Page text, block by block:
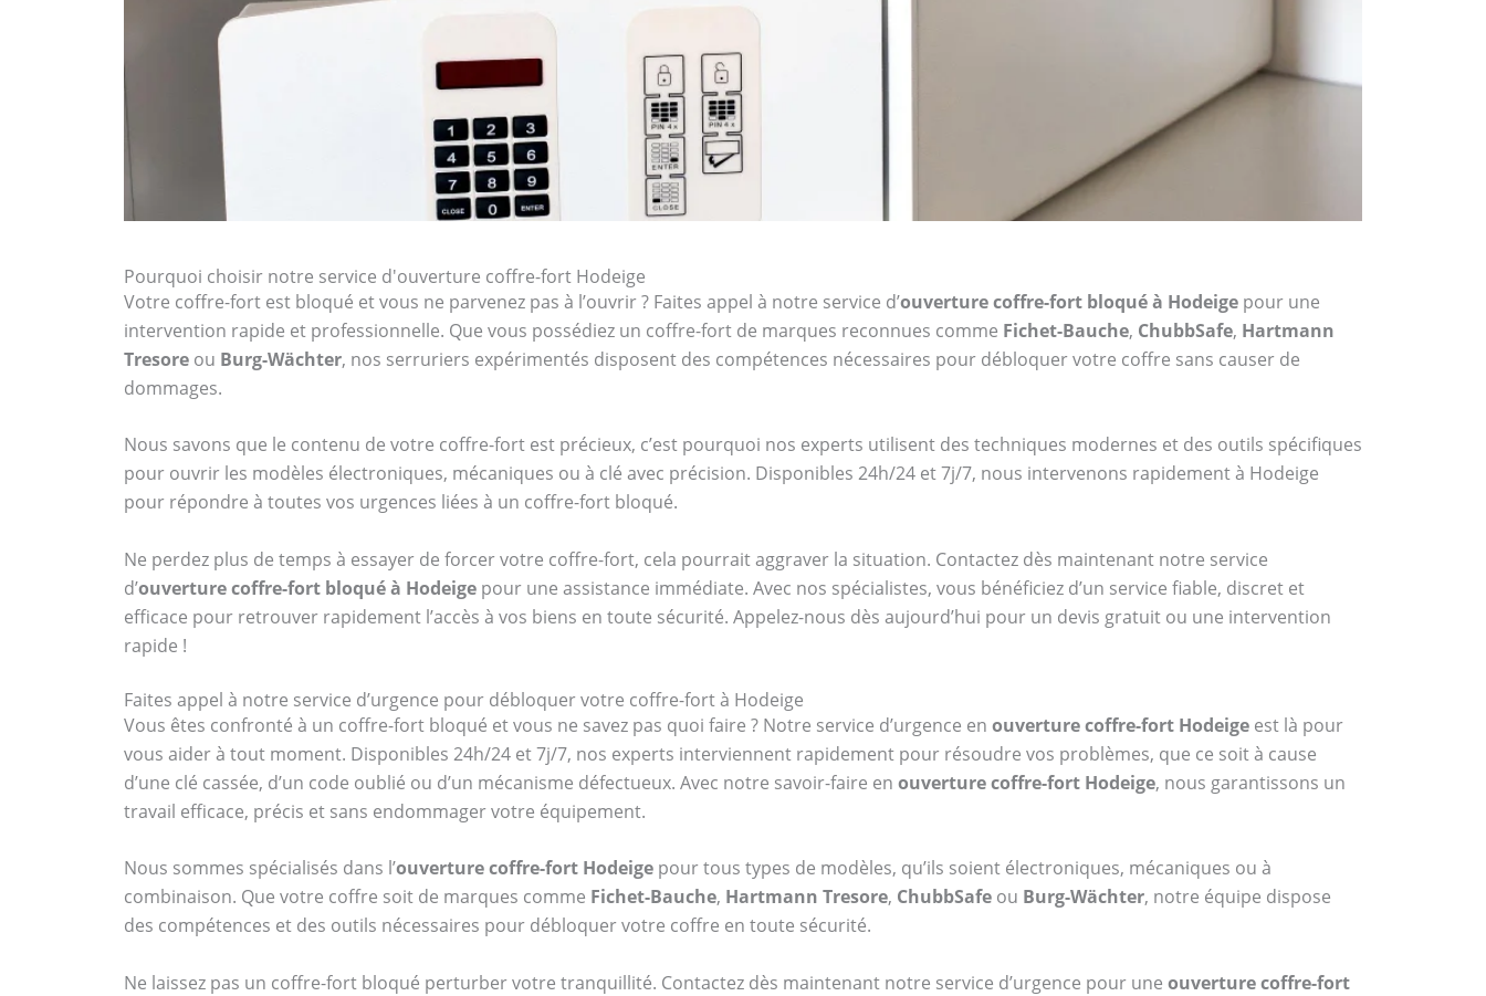
Pourquoi choisir notre service d'ouverture coffre-fort Hodeige
Votre coffre-fort est bloqué et vous ne parvenez pas à l’ouvrir ? Faites appel à notre service d’ouverture coffre-fort bloqué à Hodeige pour une
intervention rapide et professionnelle. Que vous possédiez un coffre-fort de marques reconnues comme Fichet-Bauche, ChubbSafe, Hartmann
Tresore ou Burg-Wächter, nos serruriers expérimentés disposent des compétences nécessaires pour débloquer votre coffre sans causer de
dommages.
Nous savons que le contenu de votre coffre-fort est précieux, c’est pourquoi nos experts utilisent des techniques modernes et des outils spécifiques
pour ouvrir les modèles électroniques, mécaniques ou à clé avec précision. Disponibles 24h/24 et 7j/7, nous intervenons rapidement à Hodeige
pour répondre à toutes vos urgences liées à un coffre-fort bloqué.
Ne perdez plus de temps à essayer de forcer votre coffre-fort, cela pourrait aggraver la situation. Contactez dès maintenant notre service
d’ouverture coffre-fort bloqué à Hodeige pour une assistance immédiate. Avec nos spécialistes, vous bénéficiez d’un service fiable, discret et
efficace pour retrouver rapidement l’accès à vos biens en toute sécurité. Appelez-nous dès aujourd’hui pour un devis gratuit ou une intervention
rapide !
Faites appel à notre service d’urgence pour débloquer votre coffre-fort à Hodeige
Vous êtes confronté à un coffre-fort bloqué et vous ne savez pas quoi faire ? Notre service d’urgence en ouverture coffre-fort Hodeige est là pour
vous aider à tout moment. Disponibles 24h/24 et 7j/7, nos experts interviennent rapidement pour résoudre vos problèmes, que ce soit à cause
d’une clé cassée, d’un code oublié ou d’un mécanisme défectueux. Avec notre savoir-faire en ouverture coffre-fort Hodeige, nous garantissons un
travail efficace, précis et sans endommager votre équipement.
Nous sommes spécialisés dans l’ouverture coffre-fort Hodeige pour tous types de modèles, qu’ils soient électroniques, mécaniques ou à
combinaison. Que votre coffre soit de marques comme Fichet-Bauche, Hartmann Tresore, ChubbSafe ou Burg-Wächter, notre équipe dispose
des compétences et des outils nécessaires pour débloquer votre coffre en toute sécurité.
Ne laissez pas un coffre-fort bloqué perturber votre tranquillité. Contactez dès maintenant notre service d’urgence pour une ouverture coffre-fort